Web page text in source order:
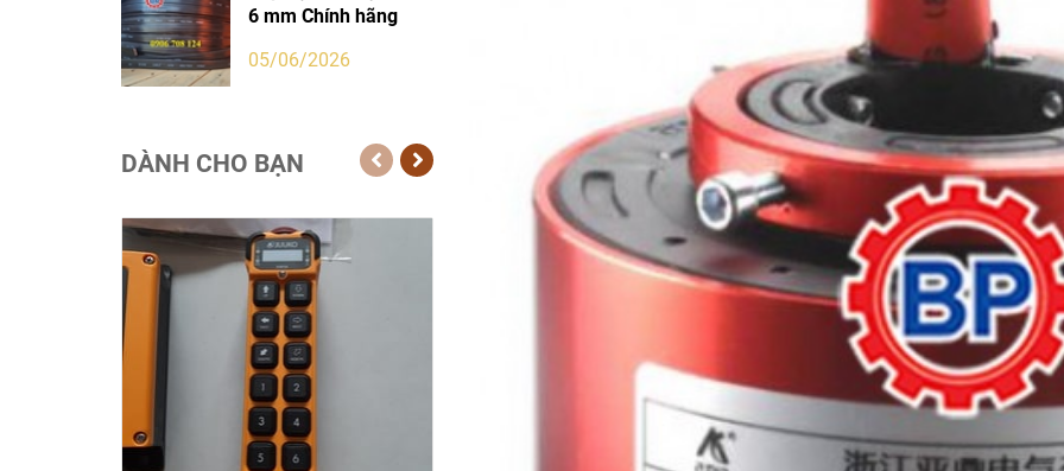
6 mm Chính hãng
05/06/2026
DÀNH CHO BẠN